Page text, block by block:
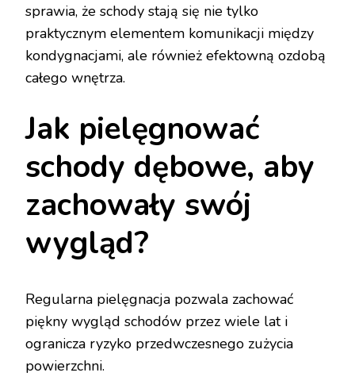
sprawia, że schody stają się nie tylko
praktycznym elementem komunikacji między
kondygnacjami, ale również efektowną ozdobą
całego wnętrza.
Jak pielęgnować
schody dębowe, aby
zachowały swój
wygląd?
Regularna pielęgnacja pozwala zachować
piękny wygląd schodów przez wiele lat i
ogranicza ryzyko przedwczesnego zużycia
powierzchni.